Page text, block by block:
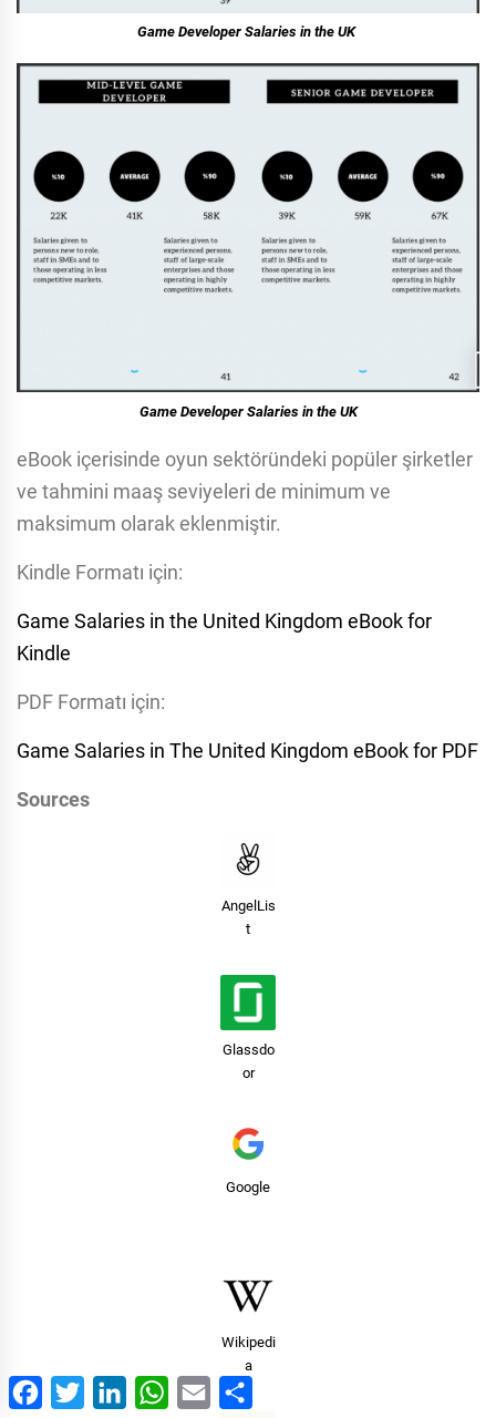
Game Developer Salaries in the UK
Game Developer Salaries in the UK
eBook içerisinde oyun sektöründeki popüler şirketler
ve tahmini maaş seviyeleri de minimum ve
maksimum olarak eklenmiştir.
Kindle Formatı için:
Game Salaries in the United Kingdom eBook for
Kindle
PDF Formatı için:
Game Salaries in The United Kingdom eBook for PDF
Sources
AngelLis
t
Glassdo
or
Google
Wikipedi
a
Facebook
TwitterLinkedInWhatsApp
Email